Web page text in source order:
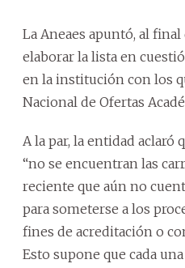
La Aneaes apuntó, al
elaborar la lista en
en la institución con los
Nacional de Ofertas
A la par, la entidad aclaró
“no se encuentran las
reciente que aún no
para someterse a los
fines de acreditación o
Esto supone que cada